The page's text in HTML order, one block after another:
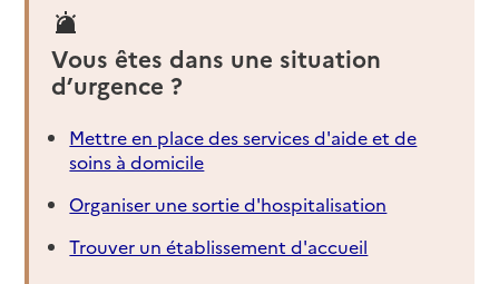
Vous êtes dans une situation
d’urgence ?
Mettre en place des services d'aide et de
soins à domicile
Organiser une sortie d'hospitalisation
Trouver un établissement d'accueil